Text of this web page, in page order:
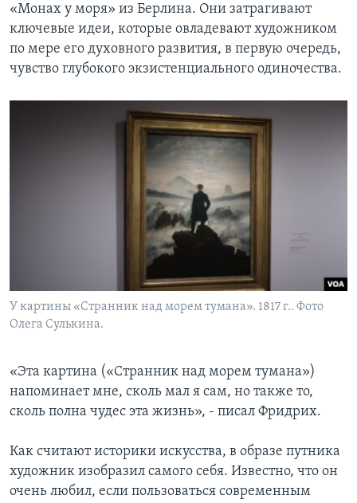
«Монах у моря» из Берлина. Они затрагивают
ключевые идеи, которые овладевают художником
по мере его духовного развития, в первую очередь,
чувство глубокого экзистенциального одиночества.
У картины «Странник над морем тумана». 1817 г.. Фото
Олега Сулькина.
«Эта картина («Странник над морем тумана»)
напоминает мне, сколь мал я сам, но также то,
сколь полна чудес эта жизнь», - писал Фридрих.
Как считают историки искусства, в образе путника
художник изобразил самого себя. Известно, что он
очень любил, если пользоваться современным